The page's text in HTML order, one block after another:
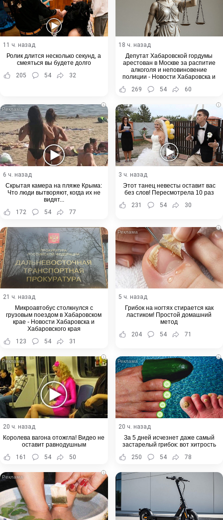
11 ч. назад
Ролик длится несколько секунд, а
смеяться вы будете долго
205
54 32
18 ч. назад
Депутат Хабаровской гордумы
арестован в Москве за распитие
алкоголя и неповиновение
полиции - Новости Хабаровска и
269 54 60
i
6 ч. назад
Скрытая камера на пляже Крыма:
Что люди вытворяют, когда их не
видят...
172
54 77
i
3 ч. назад
Этот танец невесты оставит вас
без слов! Пересмотрела 10 раз
231
54 30
21 ч. назад
Микроавтобус столкнулся с
грузовым поездом в Хабаровском
крае - Новости Хабаровска и
Хабаровского края
123
54 31
i
5 ч. назад
Грибок на ногтях стирается как
ластиком! Простой домашний
метод
204
54 71
i
20 ч. назад
Королева вагона отожгла! Видео не
оставит равнодушным
161
54 50
i
20 ч. назад
За 5 дней исчезнет даже самый
застарелый грибок: вот хитрость
250
54 78
i